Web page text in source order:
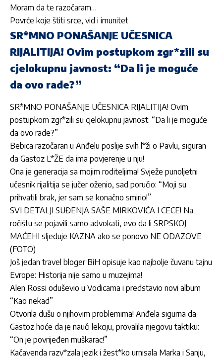
Moram da te razočaram…
Povrće koje štiti srce, vid i imunitet
SR*MNO PONAŠANJE UČESNICA
RIJALITIJA! Ovim postupkom zgr*zili su
cjelokupnu javnost: “Da li je moguće
da ovo rade?”
SR*MNO PONAŠANJE UČESNICA RIJALITIJA! Ovim
postupkom zgr*zili su cjelokupnu javnost: “Da li je moguće
da ovo rade?”
Bebica razočaran u Anđelu poslije svih l*ži o Pavlu, siguran
da Gastoz L*ŽE da ima povjerenje u nju!
Ona je generacija sa mojim roditeljima! Svježe punoljetni
učesnik rijalitija se jučer oženio, sad poručio: “Moji su
prihvatili brak, jer sam se konačno smirio!”
SVI DETALJI SUĐENJA SAŠE MIRKOVIĆA I CECE! Na
ročištu se pojavili samo advokati, evo da li SRPSKOJ
MAĆEHI sljeduje KAZNA ako se ponovo NE ODAZOVE
(FOTO)
Još jedan travel bloger BiH opisuje kao najbolje čuvanu tajnu
Evrope: Historija nije samo u muzejima!
Alen Rossi oduševio u Vodicama i predstavio novi album
“Kao nekad”
Otvorila dušu o njihovim problemima! Anđela sigurna da
Gastoz hoće da je nauči lekciju, provalila njegovu taktiku:
“On je povrijeđen muškarac!”
Kačavenda razv*zala jezik i žest*ko urnisala Marka i Sanju,